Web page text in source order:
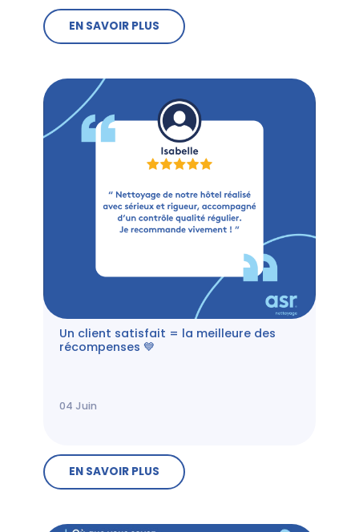
EN SAVOIR PLUS
Un client satisfait = la meilleure des
récompenses 💙
04 Juin
EN SAVOIR PLUS